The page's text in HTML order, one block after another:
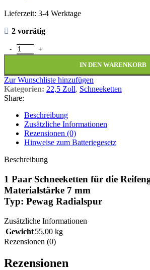
Lieferzeit: 3-4 Werktage
2 vorrätig
1 Paar Schneeketten 315/80-22.5 Pewag
IN DEN WARENKORB
Zur Wunschliste hinzufügen
Kategorien: 22,5 Zoll, Schneeketten
Share:
Beschreibung
Zusätzliche Informationen
Rezensionen (0)
Hinweise zum Batteriegesetz
Beschreibung
1 Paar Schneeketten für die
Materialstärke 7 mm
Typ: Pewag Radialspur
Zusätzliche Informationen
Gewicht55,00 kg
Rezensionen (0)
Rezensionen